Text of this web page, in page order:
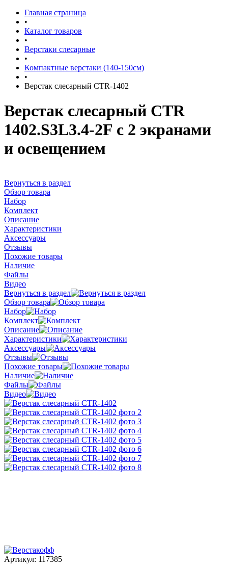
Главная страница
•
Каталог товаров
•
Верстаки слесарные
•
Компактные верстаки (140-150см)
•
Верстак слесарный CTR-1402
Верстак слесарный CTR
1402.S3L3.4-2F с 2 экранами
и освещением
Вернуться в раздел
Обзор товара
Набор
Комплект
Описание
Характеристики
Аксессуары
Отзывы
Похожие товары
Наличие
Файлы
Видео
Вернуться в раздел
Обзор товара
Набор
Комплект
Описание
Характеристики
Аксессуары
Отзывы
Похожие товары
Наличие
Файлы
Видео
Артикул: 117385